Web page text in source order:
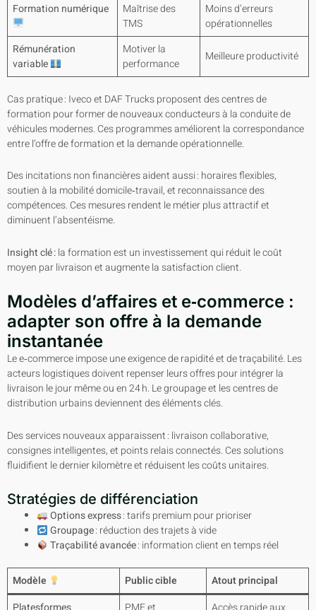
Formation numérique
Maîtrise des
TMS
Moins d’erreurs
opérationnelles
Rémunération
variable
Motiver la
performance
Meilleure productivité
Cas pratique : Iveco et DAF Trucks proposent des centres de
formation pour former de nouveaux conducteurs à la conduite de
véhicules modernes. Ces programmes améliorent la correspondance
entre l’offre de formation et la demande opérationnelle.
Des incitations non financières aident aussi : horaires flexibles,
soutien à la mobilité domicile‑travail, et reconnaissance des
compétences. Ces mesures rendent le métier plus attractif et
diminuent l’absentéisme.
Insight clé :la formation est un investissement qui réduit le coût
moyen par livraison et augmente la satisfaction client.
Modèles d’affaires et e‑commerce :
adapter son offre à la demande
instantanée
Le e‑commerce impose une exigence de rapidité et de traçabilité. Les
acteurs logistiques doivent repenser leurs offres pour intégrer la
livraison le jour même ou en 24 h. Le groupage et les centres de
distribution urbains deviennent des éléments clés.
Des services nouveaux apparaissent : livraison collaborative,
consignes intelligentes, et points relais connectés. Ces solutions
fluidifient le dernier kilomètre et réduisent les coûts unitaires.
Stratégies de différenciation
Options express: tarifs premium pour prioriser
Groupage: réduction des trajets à vide
Traçabilité avancée: information client en temps réel
Modèle Public cible
Atout principal